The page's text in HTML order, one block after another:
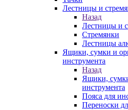
Лестницы и
Назад
Лестницы и
Стремянки
Лестницы
Ящики, сумки и
инструмента
Назад
Ящики,
инструмента
Пояса для
Переноски